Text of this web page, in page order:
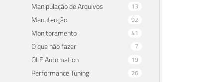
Manipulação de Arquivos 13
Manutenção 92
Monitoramento 41
O que não fazer 7
OLE Automation 19
Performance Tuning 26